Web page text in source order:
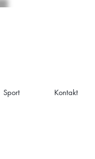
Sport Kontakt